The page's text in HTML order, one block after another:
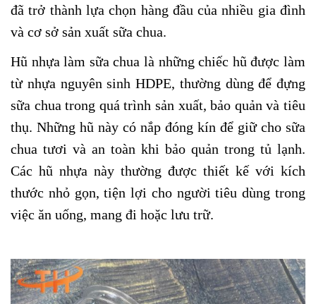
đã trở thành lựa chọn hàng đầu của nhiều gia đình
và cơ sở sản xuất sữa chua.
Hũ nhựa làm sữa chua là những chiếc hũ được làm
từ nhựa nguyên sinh HDPE, thường dùng để đựng
sữa chua trong quá trình sản xuất, bảo quản và tiêu
thụ. Những hũ này có nắp đóng kín để giữ cho sữa
chua tươi và an toàn khi bảo quản trong tủ lạnh.
Các hũ nhựa này thường được thiết kế với kích
thước nhỏ gọn, tiện lợi cho người tiêu dùng trong
việc ăn uống, mang đi hoặc lưu trữ.